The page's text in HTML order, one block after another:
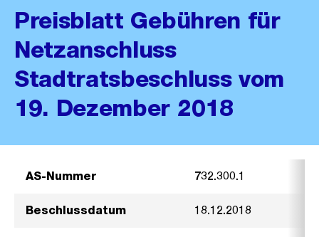
Preisblatt Gebühren für
Netzanschluss
Stadtratsbeschluss vom
19. Dezember 2018
AS-Nummer 732.300.1
Beschlussdatum 18.12.2018